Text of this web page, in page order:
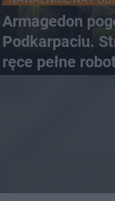
Armagedon
Podkarpaciu.
ręce pełne